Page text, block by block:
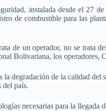
instalada desde el 27
de combustible para las
de un operador, no se trata
Bolivariana, los operadores,
la degradación de la calidad
del país.
necesarias para la